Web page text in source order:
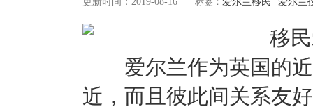
爱尔兰作为英国的近
近，而且彼此间关系友